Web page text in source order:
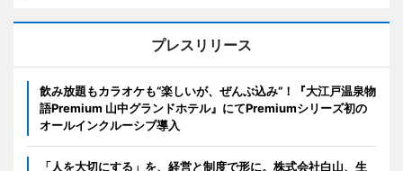
プレスリリース
飲み放題もカラオケも“楽しいが、ぜんぶ込み”！『大江戸温泉物
語Premium 山中グランドホテル』にてPremiumシリーズ初の
オールインクルーシブ導入
「人を大切にする」を、経営と制度で形に。株式会社白山、生